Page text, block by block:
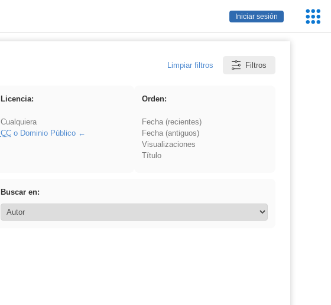
Iniciar sesión
Limpiar filtros Filtros
Licencia:
Cualquiera
CCo Dominio Público
Orden:
Fecha (recientes)
Fecha (antiguos)
Visualizaciones
Título
Buscar en: